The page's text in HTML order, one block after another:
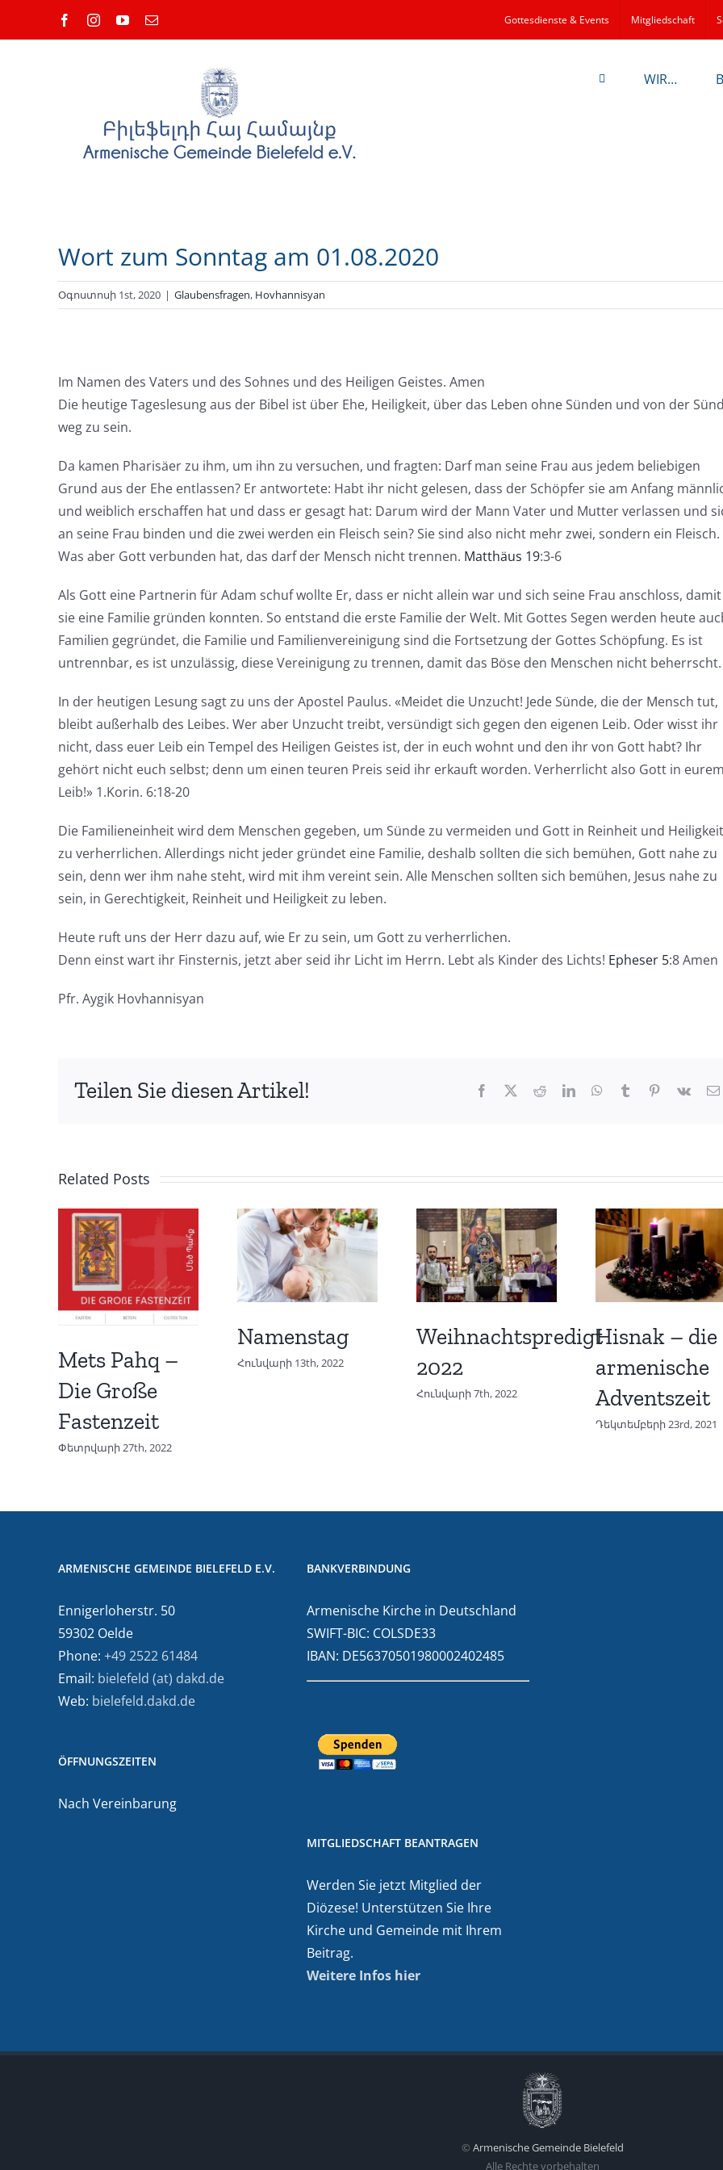
FacebookInstagramYouTubeEmail Gottesdienste & Events Mitgliedschaft
WIR…
Wort zum Sonntag am 01.08.2020
Օգոստոսի 1st, 2020 | Glaubensfragen, Hovhannisyan
Im Namen des Vaters und des Sohnes und des Heiligen Geistes. Amen
Die heutige Tageslesung aus der Bibel ist über Ehe, Heiligkeit, über das Leben ohne Sünden und von der
weg zu sein.
Da kamen Pharisäer zu ihm, um ihn zu versuchen, und fragten: Darf man seine Frau aus jedem beliebigen
Grund aus der Ehe entlassen? Er antwortete: Habt ihr nicht gelesen, dass der Schöpfer sie am Anfang
und weiblich erschaffen hat und dass er gesagt hat: Darum wird der Mann Vater und Mutter verlassen und
an seine Frau binden und die zwei werden ein Fleisch sein? Sie sind also nicht mehr zwei, sondern ein Fleisch.
Was aber Gott verbunden hat, das darf der Mensch nicht trennen. Matthäus 19:3-6
Als Gott eine Partnerin für Adam schuf wollte Er, dass er nicht allein war und sich seine Frau anschloss, damit
sie eine Familie gründen konnten. So entstand die erste Familie der Welt. Mit Gottes Segen werden heute
Familien gegründet, die Familie und Familienvereinigung sind die Fortsetzung der Gottes Schöpfung. Es ist
untrennbar, es ist unzulässig, diese Vereinigung zu trennen, damit das Böse den Menschen nicht beherrscht.
In der heutigen Lesung sagt zu uns der Apostel Paulus. «Meidet die Unzucht! Jede Sünde, die der Mensch tut,
bleibt außerhalb des Leibes. Wer aber Unzucht treibt, versündigt sich gegen den eigenen Leib. Oder wisst ihr
nicht, dass euer Leib ein Tempel des Heiligen Geistes ist, der in euch wohnt und den ihr von Gott habt? Ihr
gehört nicht euch selbst; denn um einen teuren Preis seid ihr erkauft worden. Verherrlicht also Gott in
Leib!» 1.Korin. 6:18-20
Die Familieneinheit wird dem Menschen gegeben, um Sünde zu vermeiden und Gott in Reinheit und Heiligkeit
zu verherrlichen. Allerdings nicht jeder gründet eine Familie, deshalb sollten die sich bemühen, Gott nahe zu
sein, denn wer ihm nahe steht, wird mit ihm vereint sein. Alle Menschen sollten sich bemühen, Jesus nahe zu
sein, in Gerechtigkeit, Reinheit und Heiligkeit zu leben.
Heute ruft uns der Herr dazu auf, wie Er zu sein, um Gott zu verherrlichen.
Denn einst wart ihr Finsternis, jetzt aber seid ihr Licht im Herrn. Lebt als Kinder des Lichts! Epheser 5:8 Amen
Pfr. Aygik Hovhannisyan
Teilen Sie diesen Artikel! Facebook RedditLinkedInWhatsApp
Tumblr Pinterest
Vk
Related Posts
Mets Pahq –
Die Große
Fastenzeit
Փետրվարի 27th, 2022
Namenstag
Հունվարի 13th, 2022
Weihnachtspredigt
2022
Հունվարի 7th, 2022
Hisnak – die
armenische
Adventszeit
Դեկտեմբերի 23rd, 2021
ARMENISCHE GEMEINDE BIELEFELD E.V.
Ennigerloherstr. 50
59302 Oelde
Phone: +49 2522 61484
Email: bielefeld (at) dakd.de
Web: bielefeld.dakd.de
ÖFFNUNGSZEITEN
Nach Vereinbarung
BANKVERBINDUNG
Armenische Kirche in Deutschland
SWIFT-BIC: COLSDE33
IBAN: DE56370501980002402485
MITGLIEDSCHAFT BEANTRAGEN
Werden Sie jetzt Mitglied der
Diözese! Unterstützen Sie Ihre
Kirche und Gemeinde mit Ihrem
Beitrag.
Weitere Infos hier
© Armenische Gemeinde Bielefeld
Alle Rechte vorbehalten